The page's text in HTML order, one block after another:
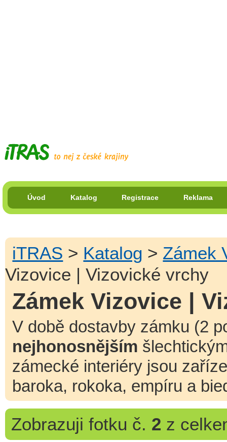
Úvod Katalog Registrace Reklama
iTRAS > Katalog > Zámek
Vizovice | Vizovické vrchy
Zámek Vizovice |
V době dostavby zámku (2
nejhonosnějším
zámecké interiéry jsou
baroka, rokoka, empíru a
Zobrazuji fotku č. 2 z